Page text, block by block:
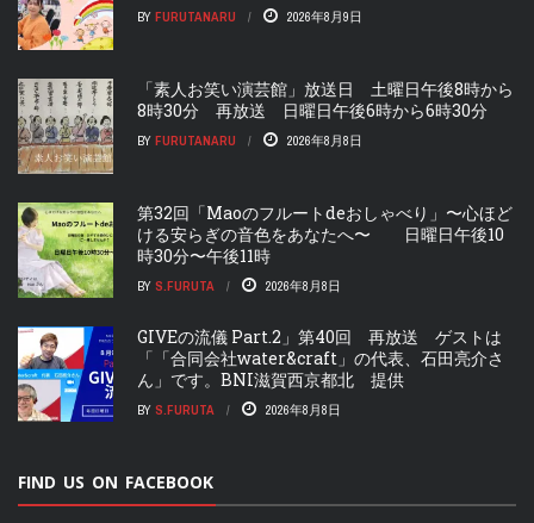
BY FURUTANARU 2026年8月9日
「素人お笑い演芸館」放送日 土曜日午後8時から
8時30分 再放送 日曜日午後6時から6時30分
BY FURUTANARU 2026年8月8日
第32回「Maoのフルートdeおしゃべり」〜心ほど
ける安らぎの音色をあなたへ〜 日曜日午後10
時30分〜午後11時
BY S.FURUTA 2026年8月8日
GIVEの流儀 Part.2」第40回 再放送 ゲストは
「「合同会社water&craft」の代表、石田亮介さ
ん」です。BNI滋賀西京都北 提供
BY S.FURUTA 2026年8月8日
FIND US ON FACEBOOK